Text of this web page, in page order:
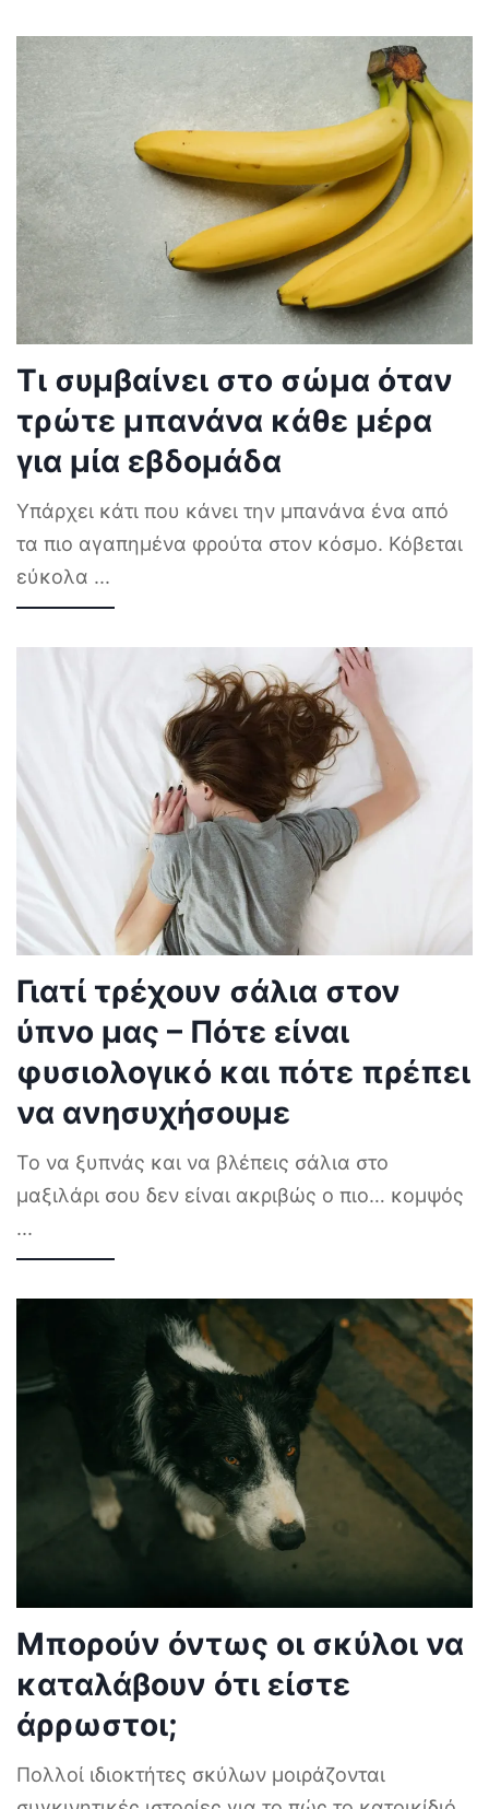
Τι συμβαίνει στο σώμα όταν
τρώτε μπανάνα κάθε μέρα
για μία εβδομάδα
Υπάρχει κάτι που κάνει την μπανάνα ένα από
τα πιο αγαπημένα φρούτα στον κόσμο. Κόβεται
εύκολα ...
Γιατί τρέχουν σάλια στον
ύπνο μας – Πότε είναι
φυσιολογικό και πότε πρέπει
να ανησυχήσουμε
Το να ξυπνάς και να βλέπεις σάλια στο
μαξιλάρι σου δεν είναι ακριβώς ο πιο… κομψός
...
Μπορούν όντως οι σκύλοι να
καταλάβουν ότι είστε
άρρωστοι;
Πολλοί ιδιοκτήτες σκύλων μοιράζονται